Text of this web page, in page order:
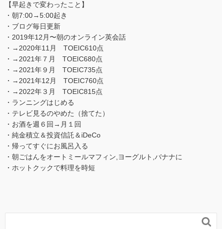
【早起きで変わったこと】
・朝7:00→5:00起き
・ブログ毎日更新
・2019年12月〜朝のオンライン英会話
・→2020年11月 TOEIC610点
・→2021年７月 TOEIC680点
・→2021年９月 TOEIC735点
・→2021年12月 TOEIC760点
・→2022年３月 TOEIC815点
・ランニングはじめる
・テレビ見るのやめた（捨てた）
・お酒を週６回→月１回
・純金積立＆投資信託＆iDeCo
・帰ってすぐにお風呂入る
・朝ごはんをオートミールマフィン,ヨーグルト,バナナに
・ホットクックで料理を時短
